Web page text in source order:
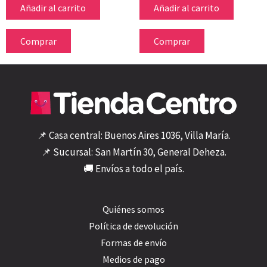
Añadir al carrito
Comprar
Añadir al carrito
Comprar
📌 Casa central: Buenos Aires 1036, Villa María.
📌 Sucursal: San Martín 30, General Deheza.
🚚 Envíos a todo el país.
Quiénes somos
Política de devolución
Formas de envío
Medios de pago